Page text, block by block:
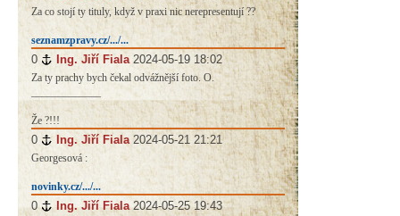
Za co stojí ty tituly, když v praxi nic nerepresentují ??
seznamzpravy.cz/.../...
0 # Ing. Jiří Fiala 2024-05-19 18:02
Za ty prachy bych čekal odvážnější foto. O.
Že ?!!!
0 # Ing. Jiří Fiala 2024-05-21 21:21
Georgesová :
novinky.cz/.../...
0 # Ing. Jiří Fiala 2024-05-25 19:43